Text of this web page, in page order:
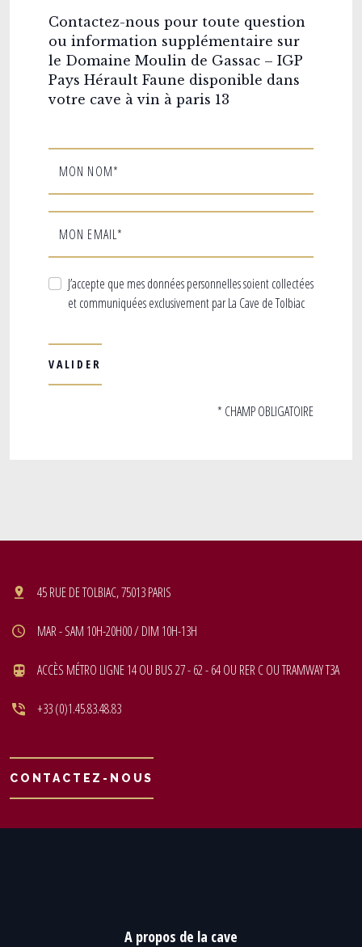
Contactez-nous pour toute question
ou information supplémentaire sur
le Domaine Moulin de Gassac – IGP
Pays Hérault Faune disponible dans
votre cave à vin à paris 13
MON NOM*
MON EMAIL*
J’accepte que mes données personnelles soient collectées
et communiquées exclusivement par La Cave de Tolbiac
* CHAMP OBLIGATOIRE
45 RUE DE TOLBIAC, 75013 PARIS
MAR - SAM 10H-20H00 / DIM 10H-13H
ACCÈS MÉTRO LIGNE 14 OU BUS 27 - 62 - 64 OU RER C OU TRAMWAY T3A
+33 (0)1.45.83.48.83
CONTACTEZ-NOUS
A propos de la cave